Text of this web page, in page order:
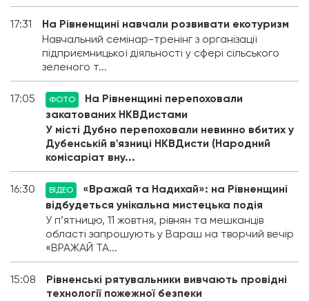
17:31
На Рівненщині навчали розвивати екотуризм
Навчальний семінар-тренінг з організації
підприємницької діяльності у сфері сільського
зеленого т...
17:05 ФОТО
На Рівненщині перепоховали
закатованих НКВДистами
У місті Дубно перепоховали невинно вбитих у
Дубенській в'язниці НКВДисти (Народний
комісаріат вну...
16:30 ВІДЕО
«Вражай та Надихай»: на Рівненщині
відбудеться унікальна мистецька подія
У п’ятницю, 11 жовтня, рівнян та мешканців
області запрошують у Вараш на творчий вечір
«ВРАЖАЙ ТА...
15:08
Рівненські рятувальники вивчають провідні
технології пожежної безпеки